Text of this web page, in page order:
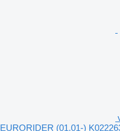
EURORIDER (01.01-)